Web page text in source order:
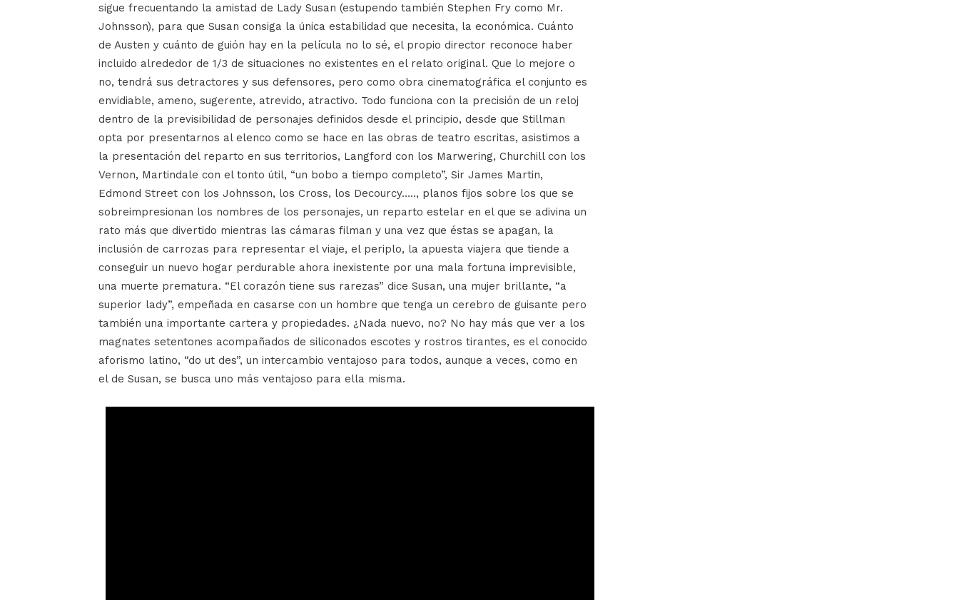
sigue frecuentando la amistad de Lady Susan (estupendo también Stephen Fry como Mr.
Johnsson), para que Susan consiga la única estabilidad que necesita, la económica. Cuánto
de Austen y cuánto de guión hay en la película no lo sé, el propio director reconoce haber
incluido alrededor de 1/3 de situaciones no existentes en el relato original. Que lo mejore o
no, tendrá sus detractores y sus defensores, pero como obra cinematográfica el conjunto es
envidiable, ameno, sugerente, atrevido, atractivo. Todo funciona con la precisión de un reloj
dentro de la previsibilidad de personajes definidos desde el principio, desde que Stillman
opta por presentarnos al elenco como se hace en las obras de teatro escritas, asistimos a
la presentación del reparto en sus territorios, Langford con los Marwering, Churchill con los
Vernon, Martindale con el tonto útil, “un bobo a tiempo completo”, Sir James Martin,
Edmond Street con los Johnsson, los Cross, los Decourcy….., planos fijos sobre los que se
sobreimpresionan los nombres de los personajes, un reparto estelar en el que se adivina un
rato más que divertido mientras las cámaras filman y una vez que éstas se apagan, la
inclusión de carrozas para representar el viaje, el periplo, la apuesta viajera que tiende a
conseguir un nuevo hogar perdurable ahora inexistente por una mala fortuna imprevisible,
una muerte prematura. “El corazón tiene sus rarezas” dice Susan, una mujer brillante, “a
superior lady”, empeñada en casarse con un hombre que tenga un cerebro de guisante pero
también una importante cartera y propiedades. ¿Nada nuevo, no? No hay más que ver a los
magnates setentones acompañados de siliconados escotes y rostros tirantes, es el conocido
aforismo latino, “do ut des”, un intercambio ventajoso para todos, aunque a veces, como en
el de Susan, se busca uno más ventajoso para ella misma.